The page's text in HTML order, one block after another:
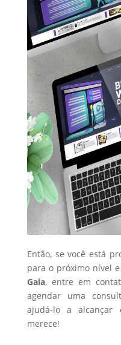
Então, se você está
para o próximo nível
Gaia, entre em
agendar uma
ajudá-lo a alcançar
merece!